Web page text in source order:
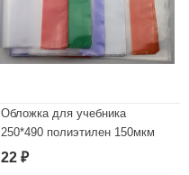
Обложка для учебника
250*490 полиэтилен 150мкм
универсальная М арт У 25
22 ₽